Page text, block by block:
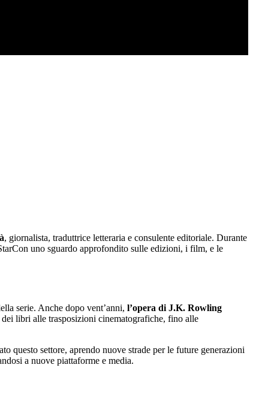
, giornalista, traduttrice letteraria e consulente editoriale. Durante
uno sguardo approfondito sulle edizioni, i film, e le
serie. Anche dopo vent’anni, l’opera di J.K. Rowling
libri alle trasposizioni cinematografiche, fino alle
questo settore, aprendo nuove strade per le future generazioni
a nuove piattaforme e media.